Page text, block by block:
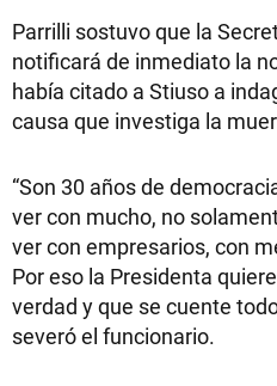
Parrilli sostuvo que la
notificará de inmediato la
había citado a Stiuso a
causa que investiga la
“Son 30 años de
ver con mucho, no
ver con empresarios, con
Por eso la Presidenta
verdad y que se cuente
severó el funcionario.